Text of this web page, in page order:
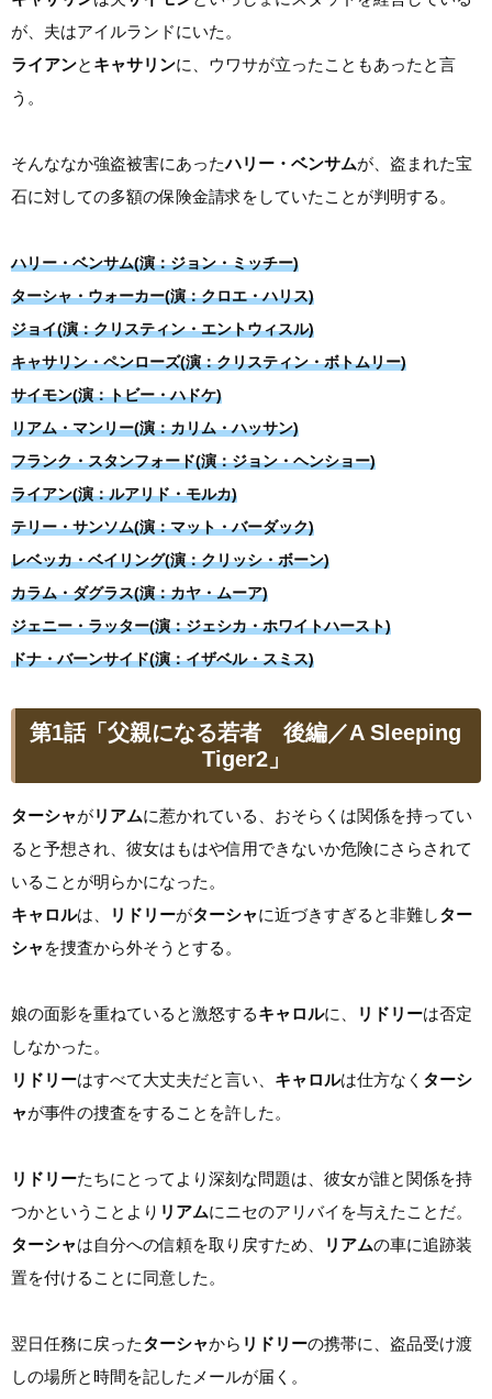
が、夫はアイルランドにいた。
ライアンと キャサリンに、ウワサが立ったこともあったと言
う。
そんななか強盗被害にあったハリー・ベンサムが、盗まれた宝
石に対しての多額の保険金請求をしていたことが判明する。
ハリー・ベンサム(演：ジョン・ミッチー)
ターシャ・ウォーカー(演：クロエ・ハリス)
ジョイ(演：クリスティン・エントウィスル)
キャサリン・ペンローズ(演：クリスティン・ボトムリー)
サイモン(演：トビー・ハドケ)
リアム・マンリー(演：カリム・ハッサン)
フランク・スタンフォード(演：ジョン・ヘンショー)
ライアン(演：ルアリド・モルカ)
テリー・サンソム(演：マット・バーダック)
レベッカ・ベイリング(演：クリッシ・ボーン)
カラム・ダグラス(演：カヤ・ムーア)
ジェニー・ラッター(演：ジェシカ・ホワイトハースト)
ドナ・バーンサイド(演：イザベル・スミス)
第1話「父親になる若者 後編／A Sleeping
Tiger2」
ターシャがリアムに惹かれている、おそらくは関係を持ってい
ると予想され、彼女はもはや信用できないか危険にさらされて
いることが明らかになった。
キャロルは、 リドリーがターシャに近づきすぎると非難しター
シャ を捜査から外そうとする。
娘の面影を重ねていると激怒するキャロルに、 リドリーは否定
しなかった。
リドリーはすべて大丈夫だと言い、 キャロルは仕方なく ターシ
ャが事件の捜査をすることを許した。
リドリーたちにとってより深刻な問題は、彼女が誰と関係を持
つかということより リアムにニセのアリバイを与えたことだ。
ターシャは自分への信頼を取り戻すため、 リアムの車に追跡装
置を付けることに同意した。
翌日任務に戻ったターシャから リドリーの携帯に、盗品受け渡
しの場所と時間を記したメールが届く。